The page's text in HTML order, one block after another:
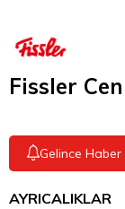
Fissler
Gelince Haber
AYRICALIKLAR